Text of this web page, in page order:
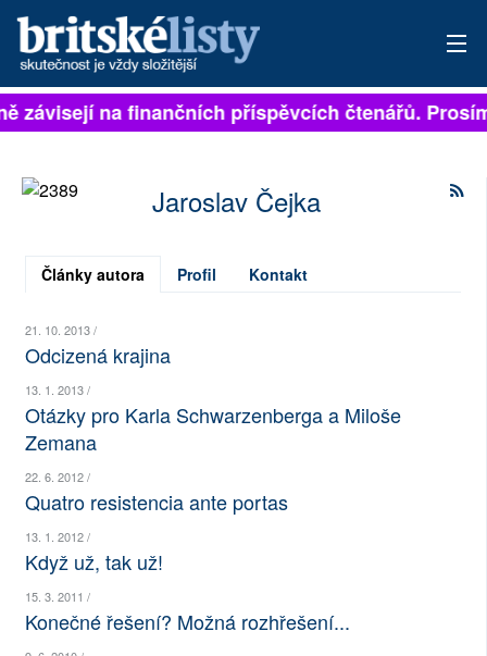
PŘIHLÁSIT
ROZHOVORY
NEJČTENĚJŠÍ ZA 7 DNÍ
AUTOŘI
SOCIÁLNÍ SÍTĚ
RUBRIKY
PLNÁ VERZE STRÁNEK
závisejí na finančních příspěvcích čtenářů.
Jaroslav Čejka
Články autora Profil Kontakt
21. 10. 2013 /
Odcizená krajina
13. 1. 2013 /
Otázky pro Karla Schwarzenberga a Miloše
Zemana
22. 6. 2012 /
Quatro resistencia ante portas
13. 1. 2012 /
Když už, tak už!
15. 3. 2011 /
Konečné řešení? Možná rozhřešení...